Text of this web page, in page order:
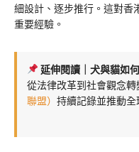
細設計、逐步推行。這對香
重要經驗。
延伸閱讀｜犬與貓如
從法律改革到社會觀念轉
聯盟） 持續記錄並推動全